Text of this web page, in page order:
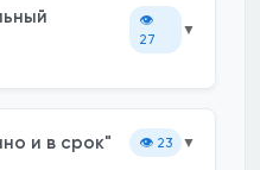
👁️
27
▼
и в срок" 👁️ 23 ▼